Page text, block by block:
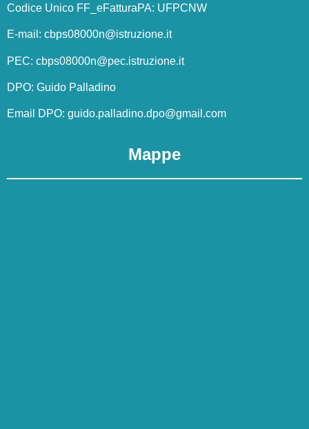
Codice Unico FF_eFatturaPA: UFPCNW
E-mail: cbps08000n@istruzione.it
PEC: cbps08000n@pec.istruzione.it
DPO: Guido Palladino
Email DPO: guido.palladino.dpo@gmail.com
Mappe